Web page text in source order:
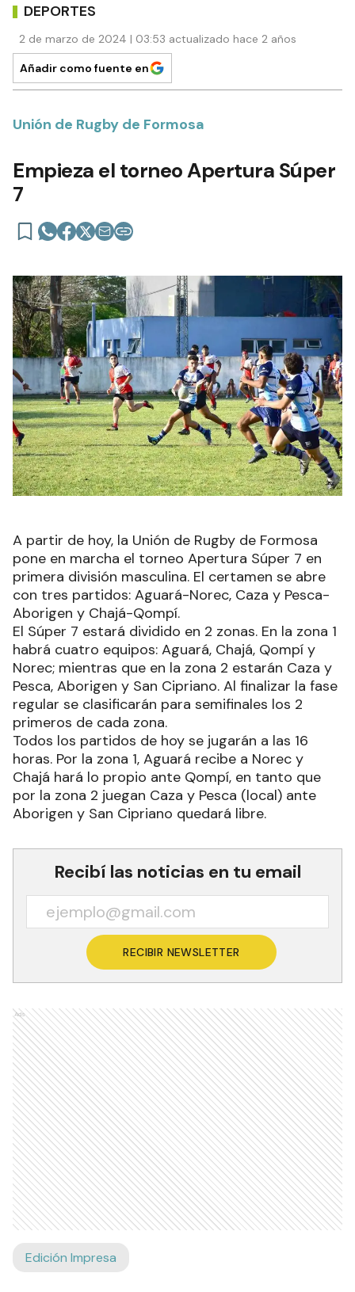
DEPORTES
2 de marzo de 2024 | 03:53 actualizado hace 2 años
Añadir como fuente en
Unión de Rugby de Formosa
Empieza el torneo Apertura Súper
7
A partir de hoy, la Unión de Rugby de Formosa
pone en marcha el torneo Apertura Súper 7 en
primera división masculina. El certamen se abre
con tres partidos: Aguará-Norec, Caza y Pesca-
Aborigen y Chajá-Qompí.
El Súper 7 estará dividido en 2 zonas. En la zona 1
habrá cuatro equipos: Aguará, Chajá, Qompí y
Norec; mientras que en la zona 2 estarán Caza y
Pesca, Aborigen y San Cipriano. Al finalizar la fase
regular se clasificarán para semifinales los 2
primeros de cada zona.
Todos los partidos de hoy se jugarán a las 16
horas. Por la zona 1, Aguará recibe a Norec y
Chajá hará lo propio ante Qompí, en tanto que
por la zona 2 juegan Caza y Pesca (local) ante
Aborigen y San Cipriano quedará libre.
Recibí las noticias en tu email
RECIBIR NEWSLETTER
Ads
Edición Impresa